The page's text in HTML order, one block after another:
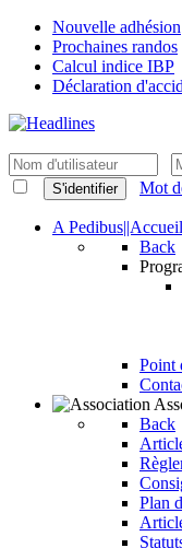
Nouvelle adhésion
Prochaines randos
Calcul indice IBP
Déclaration
S'identifier Mot
A Pedibus||Accueil
Back
Point
Back
Plan